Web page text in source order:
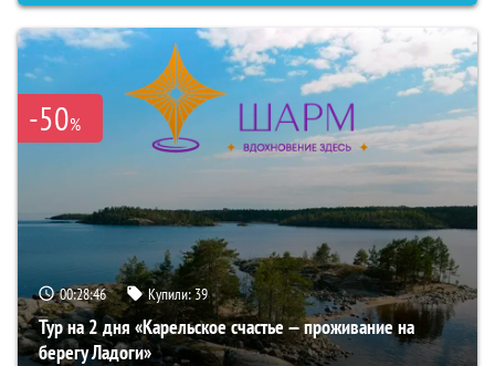
-50%
00:28:45 Купили:39
Тур на 2 дня «Карельское счастье — проживание на
берегу Ладоги»